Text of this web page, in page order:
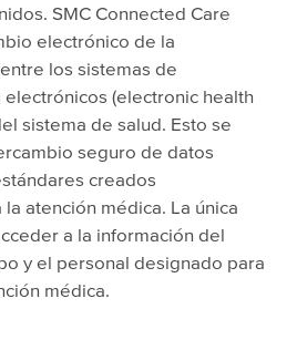
SMC Connected Care
electrónico de la
los sistemas de
(electronic health
sistema de salud. Esto se
seguro de datos
creados
atención médica. La única
a la información del
y el personal designado para
médica.